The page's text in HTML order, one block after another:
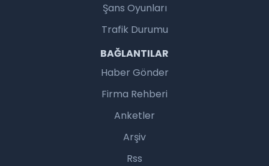
Şans Oyunları
Trafik Durumu
BAĞLANTILAR
Haber Gönder
Firma Rehberi
Anketler
Arşiv
Rss